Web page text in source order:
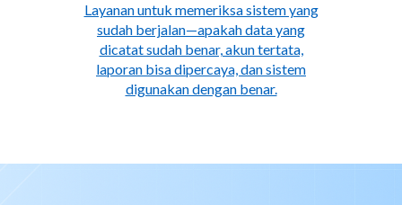
Layanan untuk memeriksa sistem yang
sudah berjalan—apakah data yang
dicatat sudah benar, akun tertata,
laporan bisa dipercaya, dan sistem
digunakan dengan benar.